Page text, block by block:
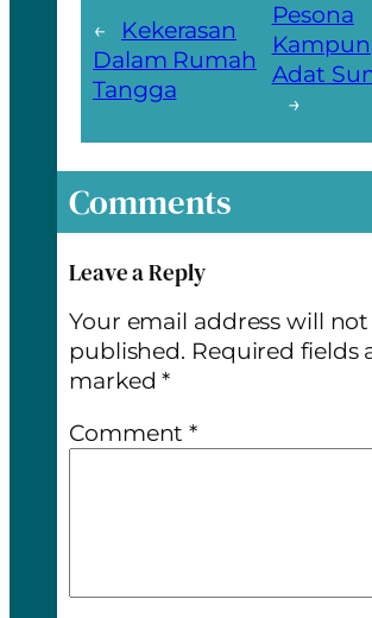
←
Kekerasan
Dalam Rumah
Tangga
Pesona
Adat
→
Comments
Leave a Reply
Your email address will
published. Required fields
marked*
Comment*